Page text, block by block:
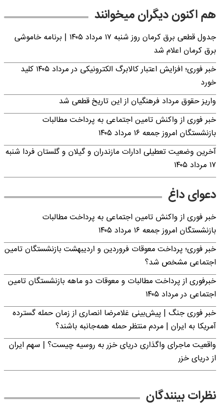
هم اکنون دیگران میخوانند
جدول قطعی برق کرمان روز شنبه ۱۷ مرداد ۱۴۰۵ | برنامه خاموشی
برق کرمان اعلام شد
خبر فوری؛ افزایش اعتبار کالابرگ الکترونیکی در مرداد ۱۴۰۵ کلید
خورد
واریز حقوق مرداد فرهنگیان از این تاریخ قطعی شد
خبر فوری از واکنش تامین اجتماعی به پرداخت مطالبات
بازنشستگان امروز جمعه ۱۶ مرداد ۱۴۰۵
آخرین وضعیت تعطیلی ادارات مازندران و گیلان و گلستان فردا شنبه
۱۷ مرداد ۱۴۰۵
دعوای داغ
خبر فوری از واکنش تامین اجتماعی به پرداخت مطالبات
بازنشستگان امروز جمعه ۱۶ مرداد ۱۴۰۵
خبر فوری؛ پرداخت معوقات فروردین و اردیبهشت بازنشستگان تامین
اجتماعی مشخص شد؟
خبرفوری از پرداخت مطالبات و معوقات دو ماهه بازنشستگان تامین
اجتماعی در مرداد ۱۴۰۵
خبر فوری جنگ | پیش‌بینی غلامرضا انصاری از زمان حمله گسترده
آمریکا به ایران | مردم منتظر حمله همه‌جانبه باشند؟
واقعیت ماجرای واگذاری دریای خزر به روسیه چیست؟ | سهم ایران
از دریای خزر
نظرات بینندگان